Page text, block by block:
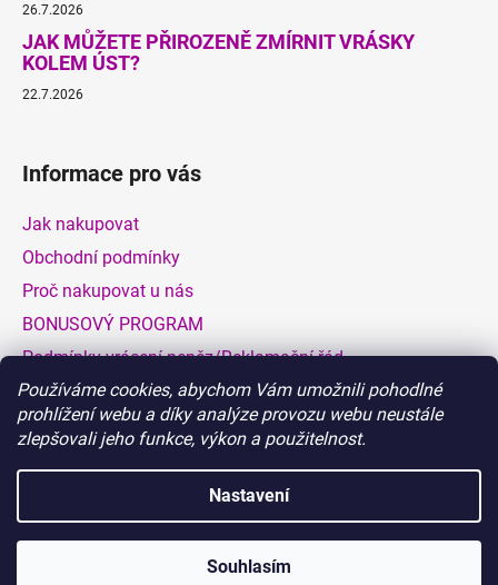
Používáme cookies, abychom Vám umožnili pohodlné
prohlížení webu a díky analýze provozu webu neustále
zlepšovali jeho funkce, výkon a použitelnost.
Nastavení
Souhlasím
26.7.2026
JAK MŮŽETE PŘIROZENĚ ZMÍRNIT VRÁSKY
KOLEM ÚST?
22.7.2026
Informace pro vás
Jak nakupovat
Obchodní podmínky
Proč nakupovat u nás
BONUSOVÝ PROGRAM
Podmínky vrácení peněz/Reklamační řád
Dodací a platební podmínky
Hodnocení obchodu
Vytvořil Shoptet
BIONATURALIA.CZ